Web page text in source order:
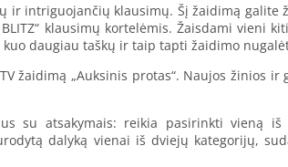
ir intriguojančių klausimų. Šį žaidimą galite
klausimų kortelėmis. Žaisdami vieni
daugiau taškų ir taip tapti žaidimo
žaidimą „Auksinis protas“. Naujos žinios ir
su atsakymais: reikia pasirinkti vieną
dalyką vienai iš dviejų kategorijų,